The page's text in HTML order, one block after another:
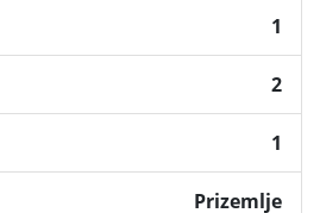
1
2
1
Prizemlje